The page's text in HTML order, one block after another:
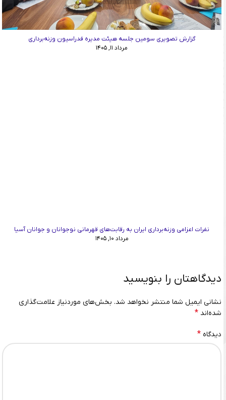
گزارش تصویری سومین جلسه هیئت مدیره فدراسیون وزنه‌برداری
مرداد ۱۱, ۱۴۰۵
نفرات اعزامی وزنه‌برداری ایران به رقابت‌های قهرمانی نوجوانان و جوانان آسیا
مرداد ۱۰, ۱۴۰۵
دیدگاهتان را بنویسید
نشانی ایمیل شما منتشر نخواهد شد. بخش‌های موردنیاز علامت‌گذاری
شده‌اند *
دیدگاه *